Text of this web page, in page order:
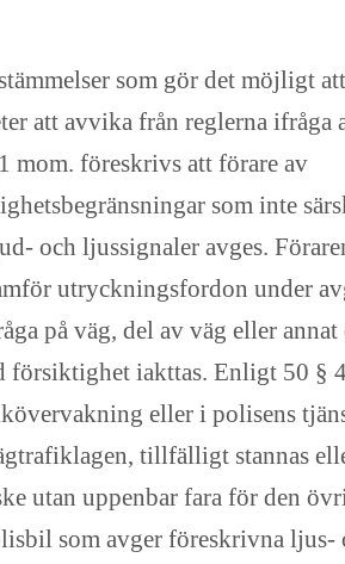
som gör det möjligt
att avvika från reglerna ifråga
mom. föreskrivs att förare av
som inte
och ljussignaler avges.
utryckningsfordon under
på väg, del av väg eller annat
försiktighet iakttas. Enligt 50 §
eller i polisens
tillfälligt stannas
utan uppenbar fara för den
som avger föreskrivna ljus-